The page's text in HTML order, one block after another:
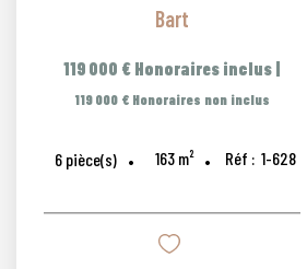
Bart
119 000 € Honoraires inclus |
119 000 € Honoraires non inclus
6 pièce(s) 163 m² Réf : 1-628